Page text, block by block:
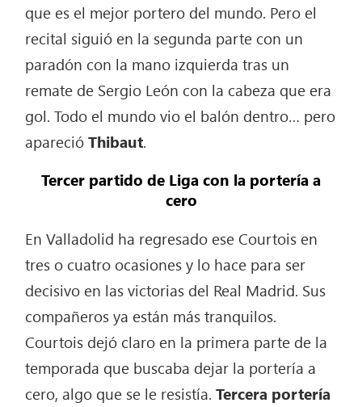
que es el mejor portero del mundo. Pero el
recital siguió en la segunda parte con un
paradón con la mano izquierda tras un
remate de Sergio León con la cabeza que era
gol. Todo el mundo vio el balón dentro… pero
aparecióThibaut.
Tercer partido de Liga con la portería a
cero
En Valladolid ha regresado ese Courtois en
tres o cuatro ocasiones y lo hace para ser
decisivo en las victorias del Real Madrid. Sus
compañeros ya están más tranquilos.
Courtois dejó claro en la primera parte de la
temporada que buscaba dejar la portería a
cero, algo que se le resistía.Tercera portería